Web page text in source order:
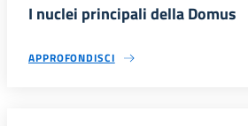
I nuclei principali della Domus
APPROFONDISCI